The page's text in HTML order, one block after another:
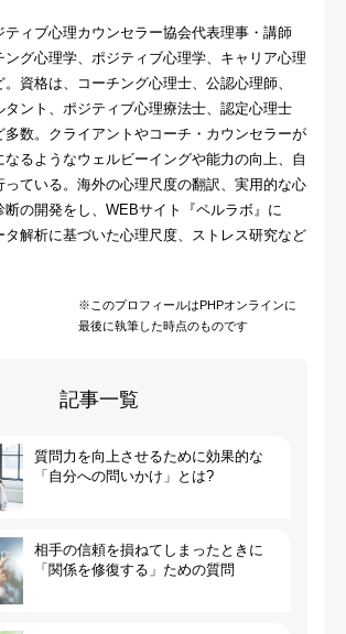
ティブ心理カウンセラー協会代表理事・講師
ング心理学、ポジティブ心理学、キャリア心理
資格は、コーチング心理士、公認心理師、
タント、ポジティブ心理療法士、認定心理士
多数。クライアントやコーチ・カウンセラーが
なるようなウェルビーイングや能力の向上、自
っている。海外の心理尺度の翻訳、実用的な心
断の開発をし、WEBサイト『ペルラボ』に
タ解析に基づいた心理尺度、ストレス研究など
※このプロフィールはPHPオンラインに
最後に執筆した時点のものです
記事一覧
質問力を向上させるために効果的な
「自分への問いかけ」とは?
相手の信頼を損ねてしまったときに
「関係を修復する」ための質問